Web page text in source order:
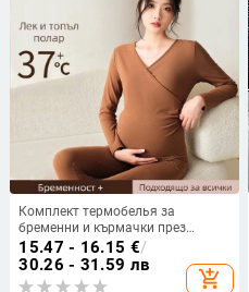
Комплект термобелья за
бременни и кърмачки през
зимата, поларена подплата и
удебелен материал
15.47 - 16.15 €/
30.26 - 31.59 лв
add_shopping_cart